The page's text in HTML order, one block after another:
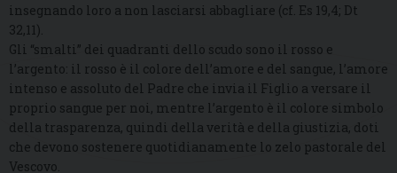
insegnando loro a non lasciarsi abbagliare (cf. Es 19,4; Dt
32,11).
Gli “smalti” dei quadranti dello scudo sono il rosso e
l’argento: il rosso è il colore dell’amore e del sangue, l’amore
intenso e assoluto del Padre che invia il Figlio a versare il
proprio sangue per noi, mentre l’argento è il colore simbolo
della trasparenza, quindi della verità e della giustizia, doti
che devono sostenere quotidianamente lo zelo pastorale del
Vescovo.